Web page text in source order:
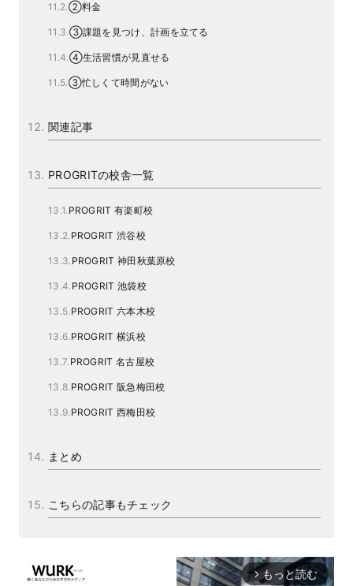
②料金
③課題を見つけ、計画を立てる
④生活習慣が見直せる
③忙しくて時間がない
関連記事
PROGRITの校舎一覧
PROGRIT 有楽町校
PROGRIT 渋谷校
PROGRIT 神田秋葉原校
PROGRIT 池袋校
PROGRIT 六本木校
PROGRIT 横浜校
PROGRIT 名古屋校
PROGRIT 阪急梅田校
PROGRIT 西梅田校
まとめ
こちらの記事もチェック
arrow_forward_ios もっと読む